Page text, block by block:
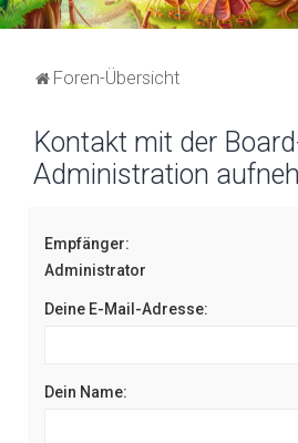
Foren-Übersicht
Kontakt mit der
Administration
Empfänger:
Administrator
Deine E-Mail-Adresse:
Dein Name: